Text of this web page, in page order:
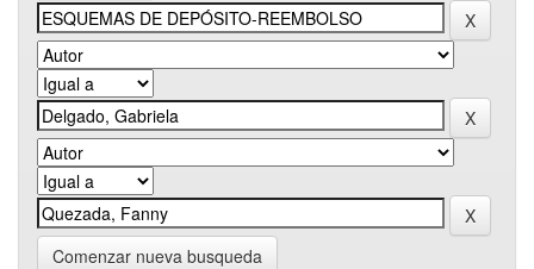
Comenzar nueva busqueda